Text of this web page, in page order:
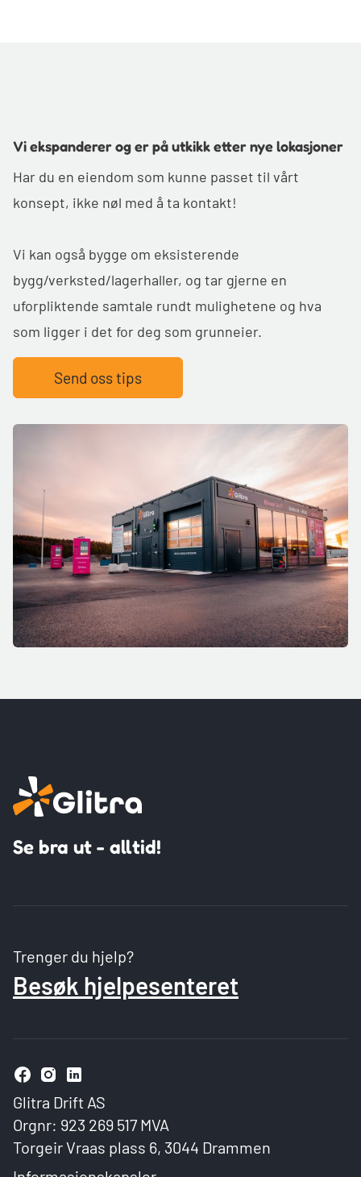
Vi ekspanderer og er på utkikk etter nye lokasjoner
Har du en eiendom som kunne passet til vårt
konsept, ikke nøl med å ta kontakt!
Vi kan også bygge om eksisterende
bygg/verksted/lagerhaller, og tar gjerne en
uforpliktende samtale rundt mulighetene og hva
som ligger i det for deg som grunneier.
Send oss tips
Se bra ut - alltid!
Trenger du hjelp?
Besøk hjelpesenteret
Glitra Drift AS
Orgnr: 923 269 517 MVA
Torgeir Vraas plass 6, 3044 Drammen